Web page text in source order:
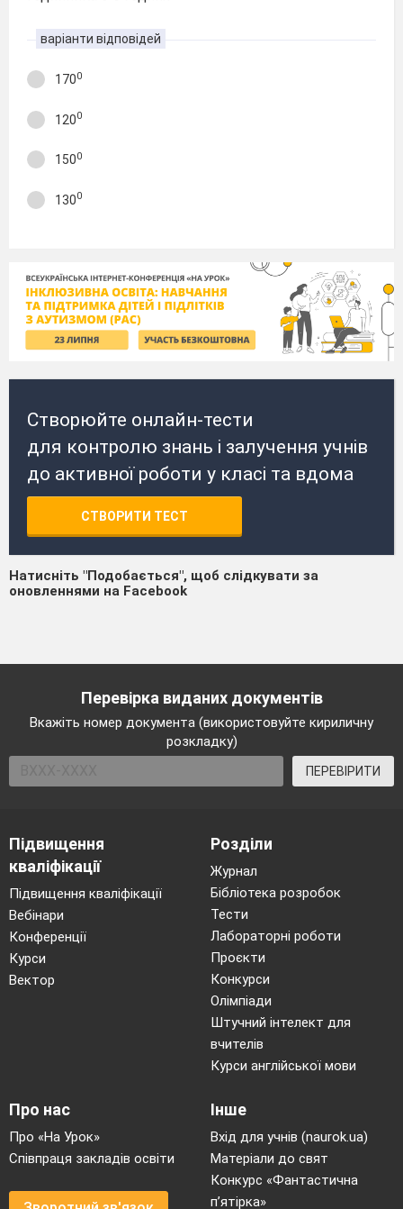
варіанти відповідей
1700
1200
1500
1300
Створюйте онлайн-тести
для контролю знань і залучення учнів
до активної роботи у класі та вдома
СТВОРИТИ ТЕСТ
Натисніть "Подобається", щоб слідкувати за
оновленнями на Facebook
Перевірка виданих документів
Вкажіть номер документа (використовуйте кириличну
розкладку)
ПЕРЕВІРИТИ
Підвищення
кваліфікації
Підвищення кваліфікації
Вебінари
Конференції
Курси
Вектор
Розділи
Журнал
Бібліотека розробок
Тести
Лабораторні роботи
Проєкти
Конкурси
Олімпіади
Штучний інтелект для
вчителів
Курси англійської мови
Про нас
Про «На Урок»
Співпраця закладів освіти
Інше
Вхід для учнів (naurok.ua)
Матеріали до свят
Конкурс «Фантастична
п’ятірка»